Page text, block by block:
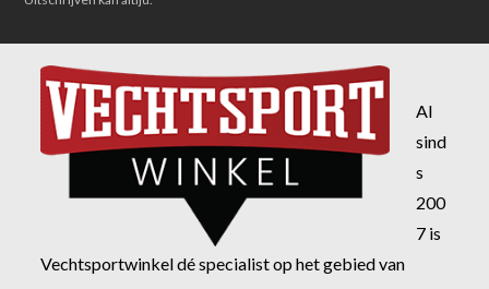
Al
sind
s
200
7 is
Vechtsportwinkel dé specialist op het gebied van